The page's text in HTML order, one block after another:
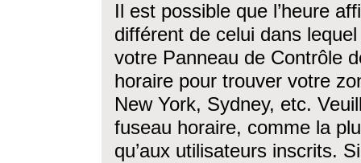
Il est possible que l’heure
différent de celui dans
votre Panneau de Contrôle
horaire pour trouver votre
New York, Sydney, etc.
fuseau horaire, comme la
qu’aux utilisateurs inscrits.